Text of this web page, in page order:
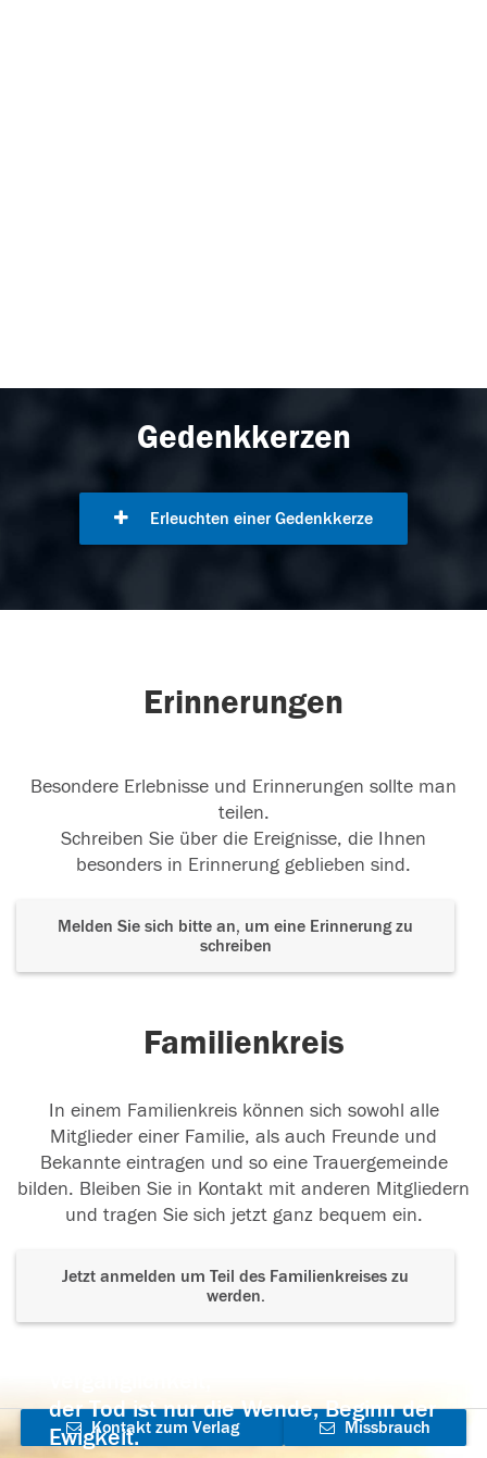
Gedenkkerzen
Erleuchten einer Gedenkkerze
Erinnerungen
Besondere Erlebnisse und Erinnerungen sollte man
teilen.
Schreiben Sie über die Ereignisse, die Ihnen
besonders in Erinnerung geblieben sind.
Melden Sie sich bitte an, um eine Erinnerung zu
schreiben
Familienkreis
In einem Familienkreis können sich sowohl alle
Mitglieder einer Familie, als auch Freunde und
Bekannte eintragen und so eine Trauergemeinde
bilden. Bleiben Sie in Kontakt mit anderen Mitgliedern
und tragen Sie sich jetzt ganz bequem ein.
Jetzt anmelden um Teil des Familienkreises zu
werden.
der Tod ist nur die Wende, Beginn der
Ewigkeit.
Kontakt zum Verlag
Missbrauch